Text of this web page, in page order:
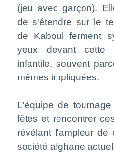
(jeu avec garçon).
de s'étendre sur le
de Kaboul ferment
yeux devant cette
infantile, souvent
mêmes impliquées.
L'équipe de
fêtes et rencontrer
révélant l'ampleur de
société afghane